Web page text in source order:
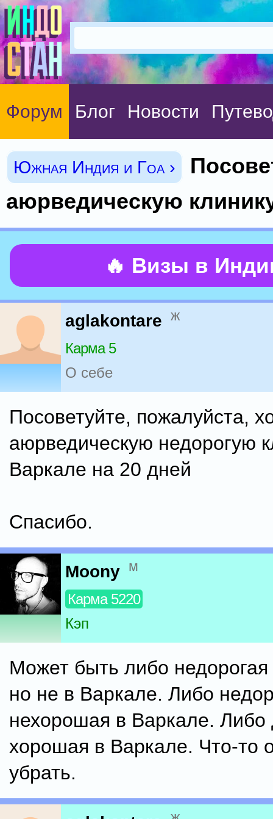
Форум Блог Новости
Южная Индия и Гоа ›
аюрведическую
🔥 Визы в
aglakontare ж
Карма 5
О себе
Посоветуйте, пожалуйста,
аюрведическую недорогую
Варкале на 20 дней
Спасибо.
Moony м
Карма 5220
Кэп
Может быть либо
но не в Варкале. Либо
нехорошая в Варкале. Либо
хорошая в Варкале. Что-то
убрать.